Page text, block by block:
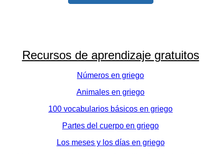
Recursos de aprendizaje gratuitos
Números en griego
Animales en griego
100 vocabularios básicos en griego
Partes del cuerpo en griego
Los meses y los días en griego